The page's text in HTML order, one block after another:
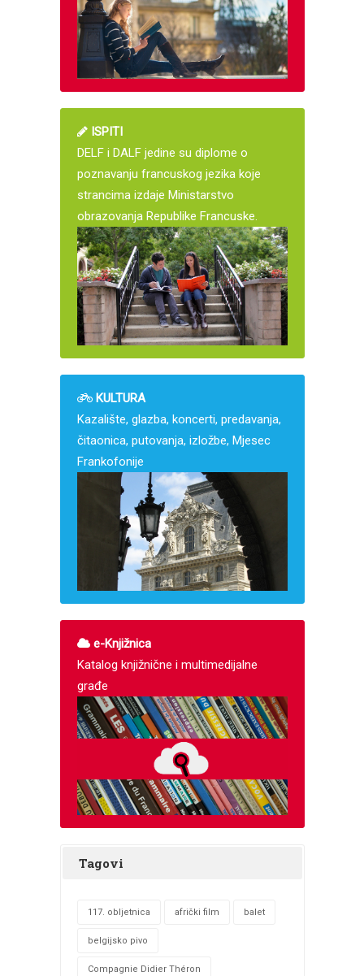
ISPITI
DELF i DALF jedine su diplome o
poznavanju francuskog jezika koje
strancima izdaje Ministarstvo
obrazovanja Republike Francuske.
KULTURA
Kazalište, glazba, koncerti, predavanja,
čitaonica, putovanja, izložbe, Mjesec
Frankofonije
e-Knjižnica
Katalog knjižnične i multimedijalne
građe
Tagovi
117. obljetnica afrički film balet
belgijsko pivo
Compagnie Didier Théron